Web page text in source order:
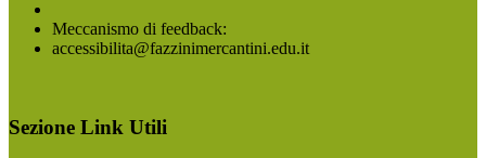
Meccanismo di feedback:
accessibilita@fazzinimercantini.edu.it
Sezione Link Utili